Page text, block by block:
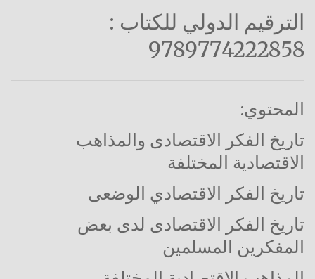
الترقيم الدولي للكتاب :
9789774222858
المحتوي:
تاريخ الفكر الاقتصادى والمذاهب
الاقتصادية المختلفة
تاريخ الفكر الاقتصادي الوضعى
تاريخ الفكر الاقتصادى لدى بعض
المفكرين المسلمين